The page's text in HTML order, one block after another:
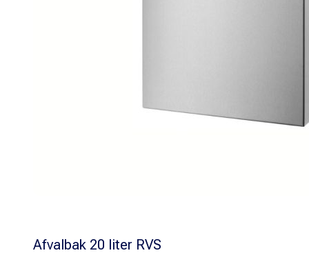
Afvalbak 20 liter RVS